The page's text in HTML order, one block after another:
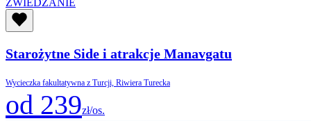
Starożytne Side i atrakcje Manavgatu
Wycieczka fakultatywna z Turcji, Riwiera Turecka
od 239zł/os.